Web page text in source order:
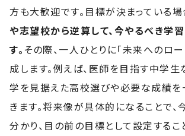
方も大歓迎です。目標が決まっている場
や志望校から逆算して、今やるべき学
す。その際、一人ひとりに「未来へのロー
成します。例えば、医師を目指す中学生
学を見据えた高校選びや必要な成績を
きます。将来像が具体的になることで、
分かり、目の前の目標として設定するこ